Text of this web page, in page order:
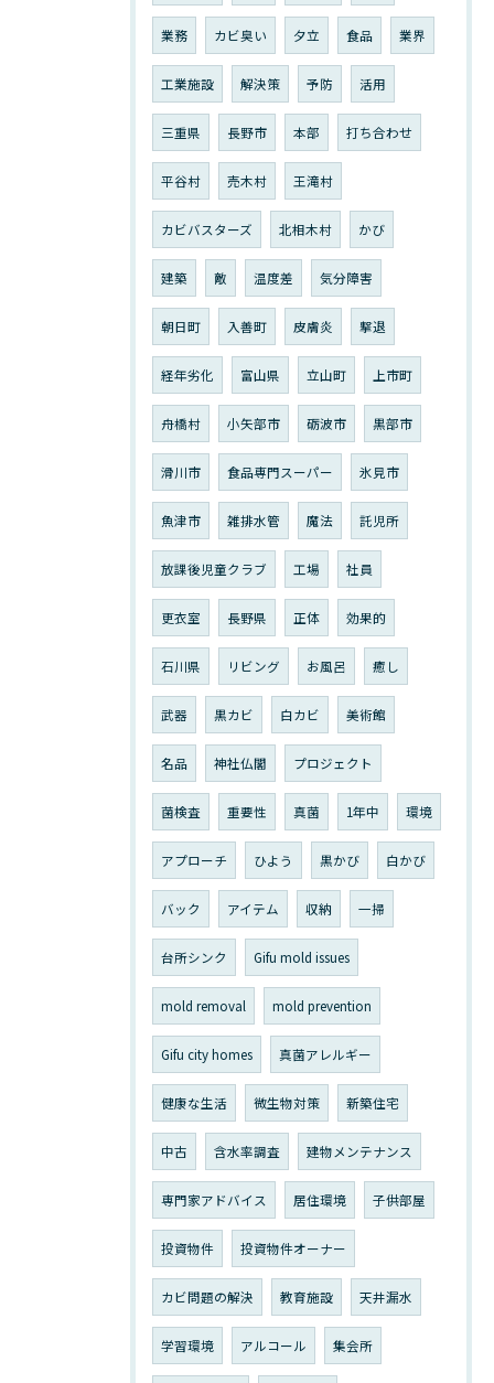
業務 カビ臭い 夕立 食品 業界
工業施設 解決策 予防 活用
三重県 長野市 本部 打ち合わせ
平谷村 売木村 王滝村
カビバスターズ 北相木村 かび
建築 敵 温度差 気分障害
朝日町 入善町 皮膚炎 撃退
経年劣化 富山県 立山町 上市町
舟橋村 小矢部市 砺波市 黒部市
滑川市 食品専門スーパー 氷見市
魚津市 雑排水管 魔法 託児所
放課後児童クラブ 工場 社員
更衣室 長野県 正体 効果的
石川県 リビング お風呂 癒し
武器 黒カビ 白カビ 美術館
名品 神社仏閣 プロジェクト
菌検査 重要性 真菌 1年中 環境
アプローチ ひよう 黒かび 白かび
バック アイテム 収納 一掃
台所シンク Gifu mold issues
mold removal mold prevention
Gifu city homes 真菌アレルギー
健康な生活 微生物対策 新築住宅
中古 含水率調査 建物メンテナンス
専門家アドバイス 居住環境 子供部屋
投資物件 投資物件オーナー
カビ問題の解決 教育施設 天井漏水
学習環境 アルコール 集会所